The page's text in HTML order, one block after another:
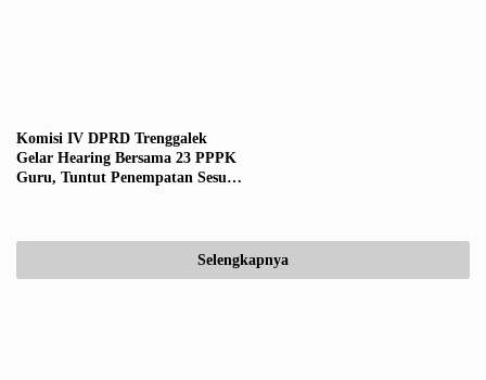
Komisi IV DPRD Trenggalek
Gelar Hearing Bersama 23 PPPK
Guru, Tuntut Penempatan Sesuai
Selengkapnya